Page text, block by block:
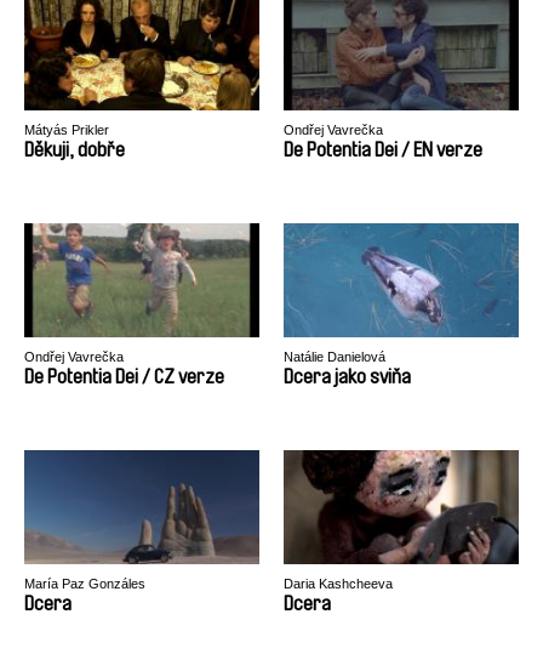
Mátyás Prikler
Děkuji, dobře
Ondřej Vavrečka
De Potentia Dei / EN verze
Ondřej Vavrečka
De Potentia Dei / CZ verze
Natálie Danielová
Dcera jako sviňa
María Paz Gonzáles
Dcera
Daria Kashcheeva
Dcera